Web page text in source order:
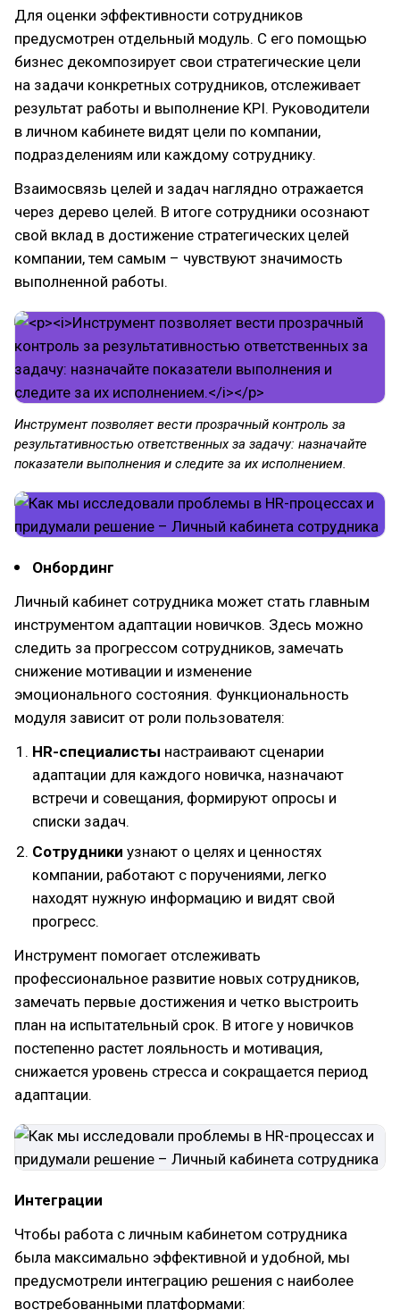
Для оценки эффективности сотрудников
предусмотрен отдельный модуль. С его помощью
бизнес декомпозирует свои стратегические цели
на задачи конкретных сотрудников, отслеживает
результат работы и выполнение KPI. Руководители
в личном кабинете видят цели по компании,
подразделениям или каждому сотруднику.
Взаимосвязь целей и задач наглядно отражается
через дерево целей. В итоге сотрудники осознают
свой вклад в достижение стратегических целей
компании, тем самым – чувствуют значимость
выполненной работы.
Инструмент позволяет вести прозрачный контроль за
результативностью ответственных за задачу: назначайте
показатели выполнения и следите за их исполнением.
Онбординг
Личный кабинет сотрудника может стать главным
инструментом адаптации новичков. Здесь можно
следить за прогрессом сотрудников, замечать
снижение мотивации и изменение
эмоционального состояния. Функциональность
модуля зависит от роли пользователя:
HR-специалисты настраивают сценарии
адаптации для каждого новичка, назначают
встречи и совещания, формируют опросы и
списки задач.
Сотрудники узнают о целях и ценностях
компании, работают с поручениями, легко
находят нужную информацию и видят свой
прогресс.
Инструмент помогает отслеживать
профессиональное развитие новых сотрудников,
замечать первые достижения и четко выстроить
план на испытательный срок. В итоге у новичков
постепенно растет лояльность и мотивация,
снижается уровень стресса и сокращается период
адаптации.
Интеграции
Чтобы работа с личным кабинетом сотрудника
была максимально эффективной и удобной, мы
предусмотрели интеграцию решения с наиболее
востребованными платформами: